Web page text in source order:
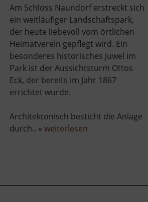
Am Schloss Naundorf erstreckt sich
ein weitläufiger Landschaftspark,
der heute liebevoll vom örtlichen
Heimatverein gepflegt wird. Ein
besonderes historisches Juwel im
Park ist der Aussichtsturm Ottos
Eck, der bereits im Jahr 1867
errichtet wurde.
Architektonisch besticht die Anlage
durch.. »weiterlesen